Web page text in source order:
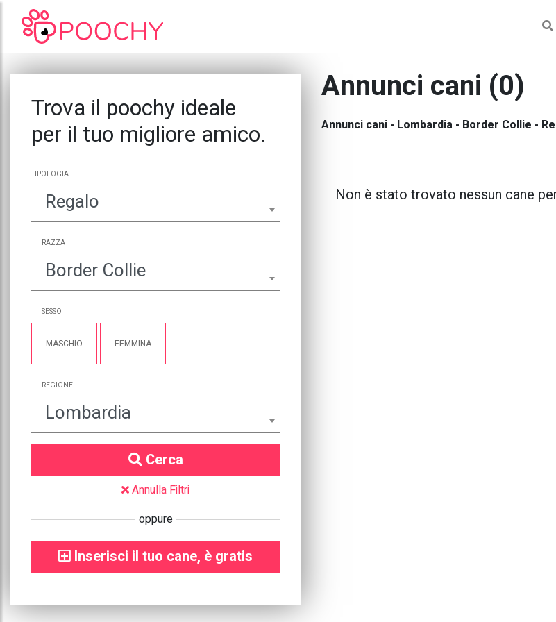
Trova il poochy ideale
per il tuo migliore amico.
TIPOLOGIA
Regalo
RAZZA
Border Collie
SESSO
MASCHIO FEMMINA
REGIONE
Lombardia
Cerca
Annulla Filtri
oppure
Inserisci il tuo cane, è gratis
Annunci cani (0)
Annunci cani - Lombardia - Border Collie -
Non è stato trovato nessun cane